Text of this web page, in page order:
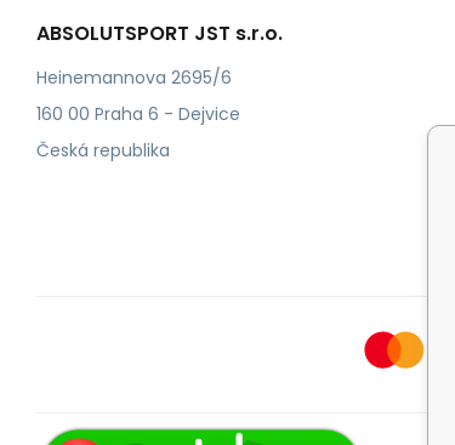
ABSOLUTSPORT JST s.r.o.
Heinemannova 2695/6
160 00 Praha 6 - Dejvice
Česká republika